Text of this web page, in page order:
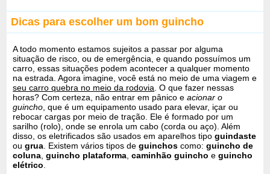
Dicas para escolher um bom guincho
A todo momento estamos sujeitos a passar por alguma
situação de risco, ou de emergência, e quando possuímos um
carro, essas situações podem acontecer a qualquer momento
na estrada. Agora imagine, você está no meio de uma viagem e
seu carro quebra no meio da rodovia . O que fazer nessas
horas? Com certeza, não entrar em pânico eacionar o
guincho , que é um equipamento usado para elevar, içar ou
rebocar cargas por meio de tração. Ele é formado por um
sarilho (rolo), onde se enrola um cabo (corda ou aço). Além
disso, os eletrificados são usados em aparelhos tipoguindaste
ougrua . Existem vários tipos deguinchos como:guincho de
coluna ,guincho plataforma ,caminhão guincho eguincho
elétrico